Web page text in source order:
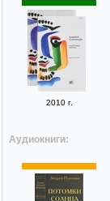
2010 г.
Аудиокниги: